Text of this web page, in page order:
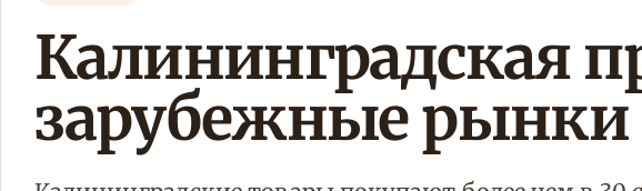
Калининградская
зарубежные рынки